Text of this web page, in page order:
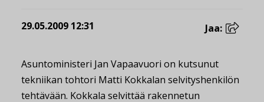
29.05.2009 12:31 Jaa:
Asuntoministeri Jan Vapaavuori on kutsunut
tekniikan tohtori Matti Kokkalan selvityshenkilön
tehtävään. Kokkala selvittää rakennetun